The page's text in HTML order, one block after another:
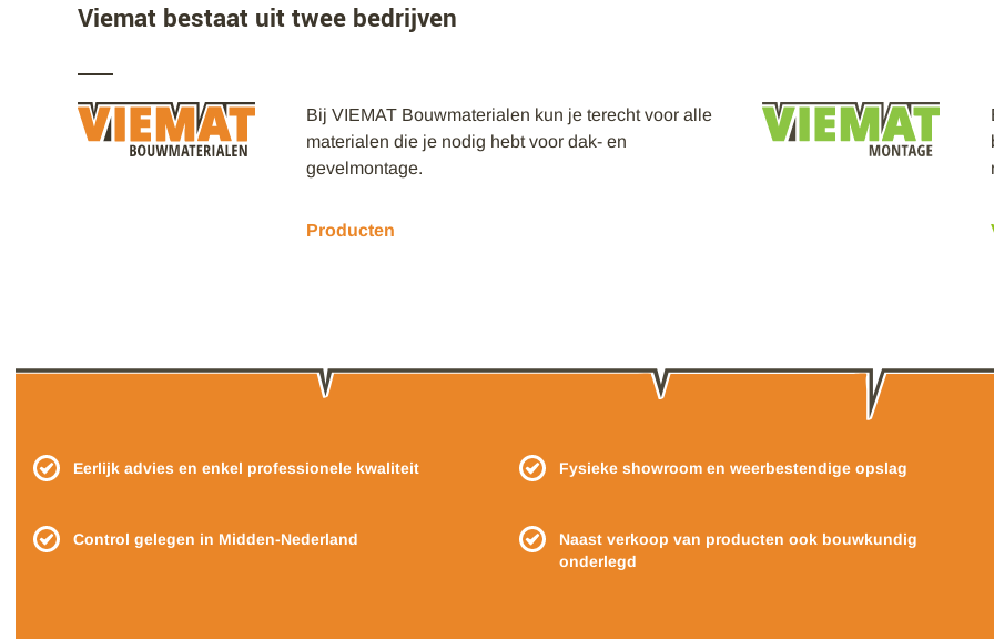
Viemat bestaat uit twee bedrijven
Bij VIEMAT Bouwmaterialen kun je terecht voor alle
materialen die je nodig hebt voor dak- en
gevelmontage.
Producten
Eerlijk advies en enkel professionele kwaliteit Fysieke showroom en weerbestendige opslag
Control gelegen in Midden-Nederland
Naast verkoop van producten ook bouwkundig
onderlegd